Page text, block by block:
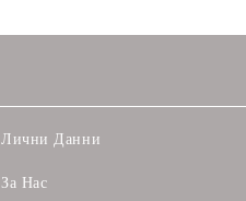
Лични Данни
За Нас